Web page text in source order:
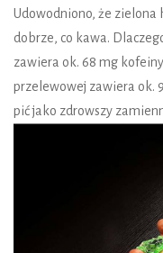
Udowodniono, że
dobrze, co kawa.
zawiera ok. 68 mg
przelewowej zawiera ok.
pić jako zdrowszy